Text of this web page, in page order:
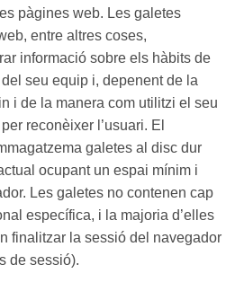
pàgines web. Les galetes
entre altres coses,
informació sobre els hàbits de
seu equip i, depenent de la
i de la manera com utilitzi el seu
reconèixer l’usuari. El
galetes al disc dur
ocupant un espai mínim i
Les galetes no contenen cap
específica, i la majoria d’elles
finalitzar la sessió del navegador
de sessió).